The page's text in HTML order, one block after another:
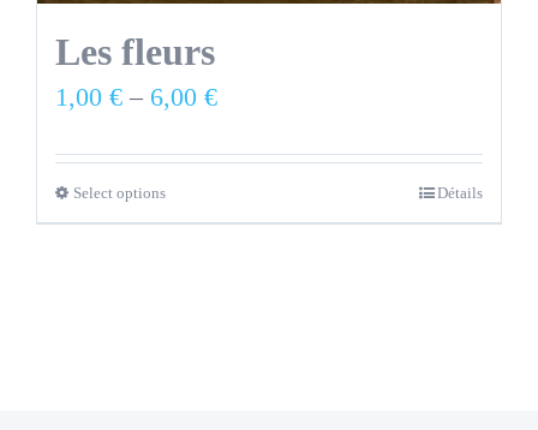
Les fleurs
1,00 €– 6,00 €
Select options Détails